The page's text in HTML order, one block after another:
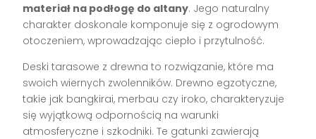
materiał na podłogę do altany. Jego naturalny
charakter doskonale komponuje się z ogrodowym
otoczeniem, wprowadzając ciepło i przytulność.
Deski tarasowe z drewna to rozwiązanie, które ma
swoich wiernych zwolenników. Drewno egzotyczne,
takie jak bangkirai, merbau czy iroko, charakteryzuje
się wyjątkową odpornością na warunki
atmosferyczne i szkodniki. Te gatunki zawierają